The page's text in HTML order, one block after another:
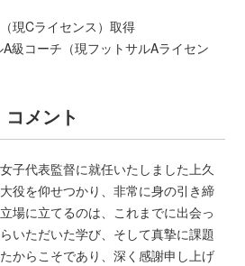
現Cライセンス）取得
コーチ（現フットサルAライセン
メント
子代表監督に就任いたしました上久
役を仰せつかり、非常に身の引き締
場に立てるのは、これまでに出会っ
いただいた学び、そして真摯に課題
からこそであり、深く感謝申し上げ